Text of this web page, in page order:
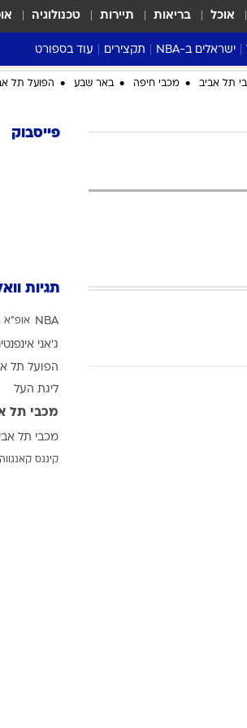
אוכל בריאות תיירות טכנולוגיה
ישראלים ב-NBA
דני אבדיה
תקצירים עוד בספורט
מונדיאל 2026
טבלאות
ספורט אמריקאי
ענפים נוספים
לוח שידורים
החידה של ספורט1
ארכיון מדורים
תל אביב מכבי חיפה באר שבע הפועל תל
פייסבוק
תגיות
NBA אופ"א
ג'אני
הפועל תל
ליגת העל
מכבי תל
מכבי תל
קינגס קאנגווה